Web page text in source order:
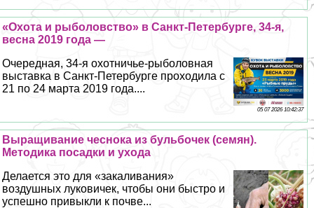
«Охота и рыболовство» в Санкт-Петербурге, 34-я,
весна 2019 года —
Очередная, 34-я охотничье-рыболовная
выставка в Санкт-Петербурге проходила с
21 по 24 марта 2019 года....
05 07 2026 10:42:37
Выращивание чеснока из бульбочек (семян).
Методика посадки и ухода
Делается это для «закаливания»
воздушных луковичек, чтобы они быстро и
успешно привыкли к почве...